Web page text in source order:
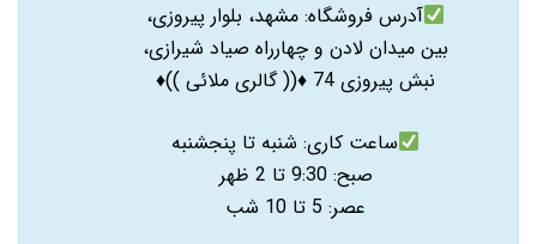
آدرس فروشگاه: مشهد، بلوار پیروزی،
بین میدان لادن و چهارراه صیاد شیرازی،
نبش پیروزی 74 ♦️(( گالری ملائی ))♦️
ساعت کاری: شنبه تا پنجشنبه
صبح: 9:30 تا 2 ظهر
عصر: 5 تا 10 شب